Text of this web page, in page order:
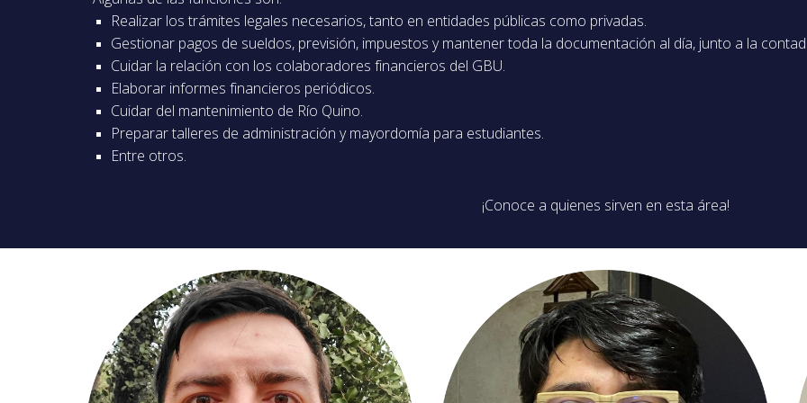
Realizar los trámites legales necesarios, tanto en entidades públicas como privadas.
Gestionar pagos de sueldos, previsión, impuestos y mantener toda la documentación al día, junto a la
Cuidar la relación con los colaboradores financieros del GBU.
Elaborar informes financieros periódicos.
Cuidar del mantenimiento de Río Quino.
Preparar talleres de administración y mayordomía para estudiantes.
Entre otros.
¡Conoce a quienes sirven en esta área!